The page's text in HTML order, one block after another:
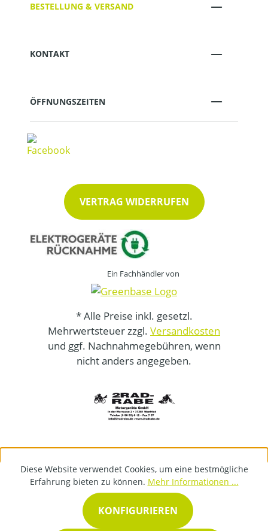
BESTELLUNG & VERSAND
KONTAKT
ÖFFNUNGSZEITEN
VERTRAG WIDERRUFEN
Ein Fachhändler von
* Alle Preise inkl. gesetzl.
Mehrwertsteuer zzgl. Versandkosten
und ggf. Nachnahmegebühren, wenn
nicht anders angegeben.
Diese Website verwendet Cookies, um eine bestmögliche
Erfahrung bieten zu können. Mehr Informationen ...
KONFIGURIEREN